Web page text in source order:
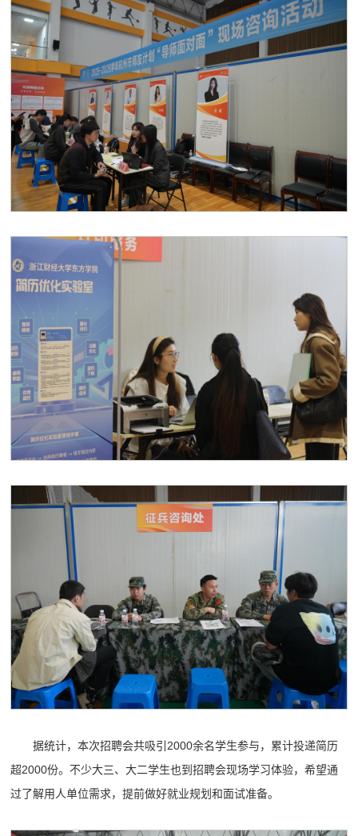
据统计，本次招聘会共吸引2000余名学生参与，累计投递简历
超2000份。不少大三、大二学生也到招聘会现场学习体验，希望通
过了解用人单位需求，提前做好就业规划和面试准备。